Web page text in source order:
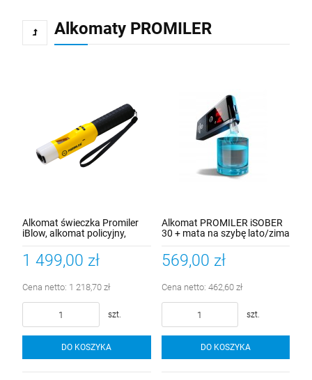
Alkomaty PROMILER
Alkomat świeczka Promiler
iBlow, alkomat policyjny,
bezustnikowy
1 499,00 zł
Cena netto: 1 218,70 zł
szt.
DO KOSZYKA
Alkomat PROMILER iSOBER
30 + mata na szybę lato/zima
569,00 zł
Cena netto: 462,60 zł
szt.
DO KOSZYKA